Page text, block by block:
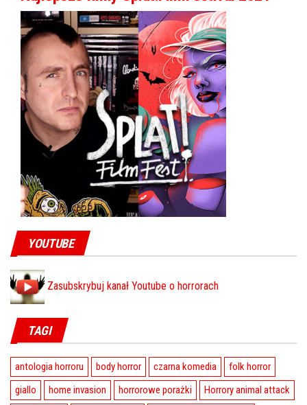
YOUTUBE
Zasubskrybuj kanał Youtube o horrorach
TAGI
antologia horroru body horror czarna komedia
folk horror
giallo
home invasion horrorowe porażki
Horrory animal attack